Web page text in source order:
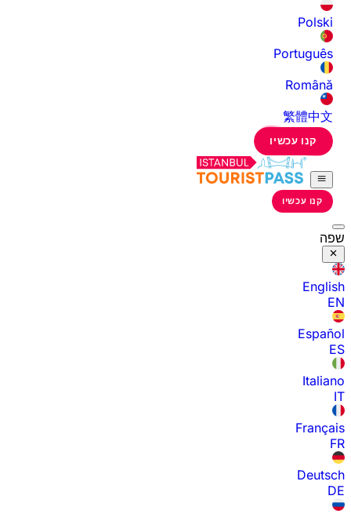
Polski
Português
Română
繁體中文
קנו עכשיו
קנו עכשיו
שפה
English
EN
Español
ES
Italiano
IT
Français
FR
Deutsch
DE